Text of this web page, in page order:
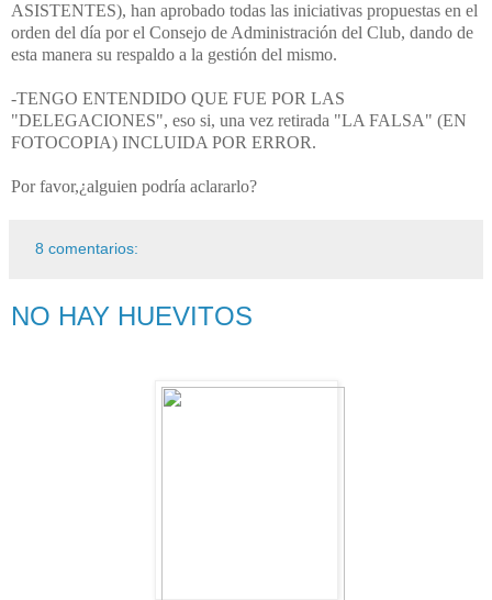
ASISTENTES), han aprobado todas las iniciativas propuestas en el
orden del día por el Consejo de Administración del Club, dando de
esta manera su respaldo a la gestión del mismo.
-TENGO ENTENDIDO QUE FUE POR LAS
"DELEGACIONES", eso si, una vez retirada "LA FALSA" (EN
FOTOCOPIA) INCLUIDA POR ERROR.
Por favor,¿alguien podría aclararlo?
8 comentarios:
NO HAY HUEVITOS